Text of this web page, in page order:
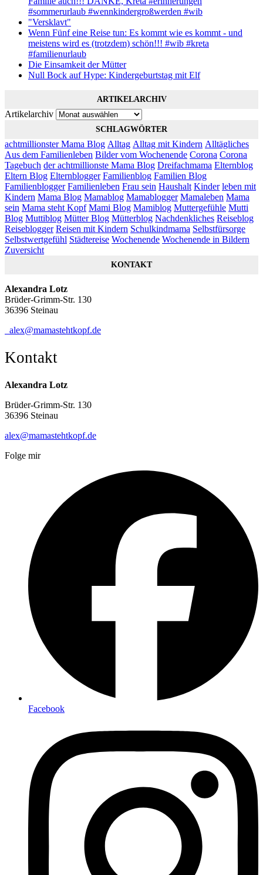
#sommerurlaub #wennkindergroßwerden #wib
"Versklavt"
Wenn Fünf eine Reise tun: Es kommt wie es kommt - und
meistens wird es (trotzdem) schön!!! #wib #kreta
#familienurlaub
Die Einsamkeit der Mütter
Null Bock auf Hype: Kindergeburtstag mit Elf
ARTIKELARCHIV
Artikelarchiv
SCHLAGWÖRTER
achtmillionster Mama Blog Alltag Alltag mit Kindern Alltägliches
Aus dem Familienleben Bilder vom Wochenende Corona Corona
Tagebuch der achtmillionste Mama Blog Dreifachmama Elternblog
Eltern Blog Elternblogger Familienblog Familien Blog
Familienblogger Familienleben Frau sein Haushalt Kinder leben mit
Kindern Mama Blog Mamablog Mamablogger Mamaleben Mama
sein Mama steht Kopf Mami Blog Mamiblog Muttergefühle Mutti
Blog Muttiblog Mütter Blog Mütterblog Nachdenkliches Reiseblog
Reiseblogger Reisen mit Kindern Schulkindmama Selbstfürsorge
Selbstwertgefühl Städtereise Wochenende Wochenende in Bildern
Zuversicht
KONTAKT
Alexandra Lotz
Brüder-Grimm-Str. 130
36396 Steinau
alex@mamastehtkopf.de
Kontakt
Alexandra Lotz
Brüder-Grimm-Str. 130
36396 Steinau
alex@mamastehtkopf.de
Folge mir
Facebook